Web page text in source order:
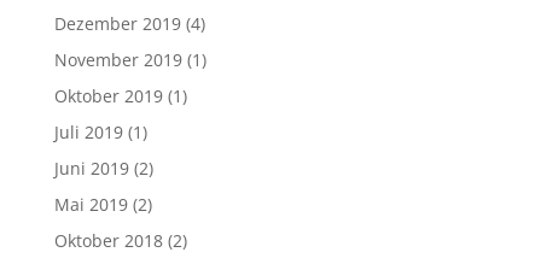
Dezember 2019(4)
November 2019(1)
Oktober 2019(1)
Juli 2019(1)
Juni 2019(2)
Mai 2019(2)
Oktober 2018(2)